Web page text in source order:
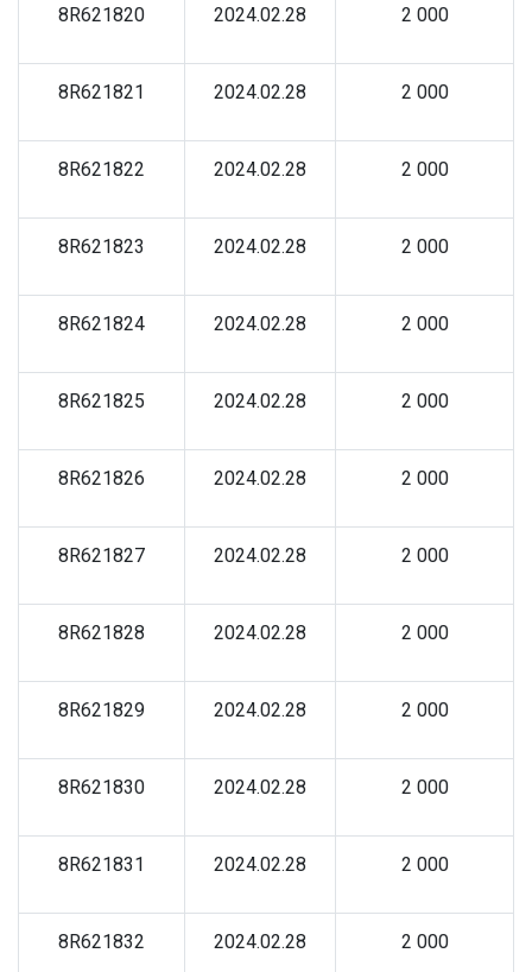
8R621820 2024.02.28 2 000
8R621821 2024.02.28 2 000
8R621822 2024.02.28 2 000
8R621823 2024.02.28 2 000
8R621824 2024.02.28 2 000
8R621825 2024.02.28 2 000
8R621826 2024.02.28 2 000
8R621827 2024.02.28 2 000
8R621828 2024.02.28 2 000
8R621829 2024.02.28 2 000
8R621830 2024.02.28 2 000
8R621831 2024.02.28 2 000
8R621832 2024.02.28 2 000